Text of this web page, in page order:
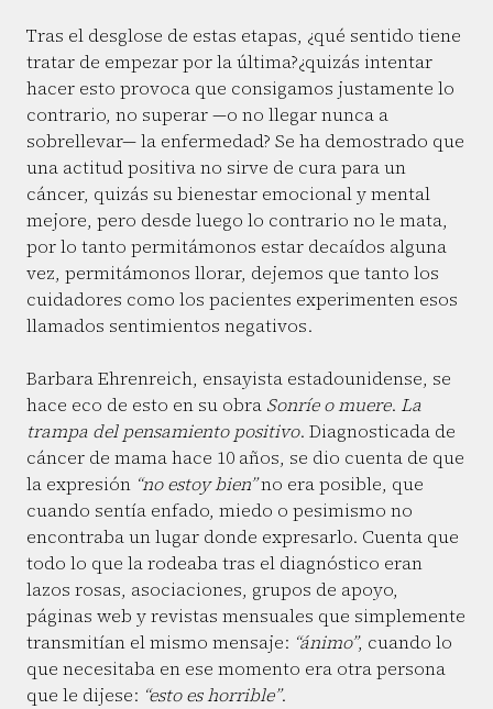
Tras el desglose de estas etapas, ¿qué sentido tiene
tratar de empezar por la última?¿quizás intentar
hacer esto provoca que consigamos justamente lo
contrario, no superar —o no llegar nunca a
sobrellevar— la enfermedad? Se ha demostrado que
una actitud positiva no sirve de cura para un
cáncer, quizás su bienestar emocional y mental
mejore, pero desde luego lo contrario no le mata,
por lo tanto permitámonos estar decaídos alguna
vez, permitámonos llorar, dejemos que tanto los
cuidadores como los pacientes experimenten esos
llamados sentimientos negativos.
Barbara Ehrenreich, ensayista estadounidense, se
hace eco de esto en su obra Sonríe o muere. La
trampa del pensamiento positivo. Diagnosticada de
cáncer de mama hace 10 años, se dio cuenta de que
la expresión “no estoy bien”no era posible, que
cuando sentía enfado, miedo o pesimismo no
encontraba un lugar donde expresarlo. Cuenta que
todo lo que la rodeaba tras el diagnóstico eran
lazos rosas, asociaciones, grupos de apoyo,
páginas web y revistas mensuales que simplemente
transmitían el mismo mensaje: “ánimo”, cuando lo
que necesitaba en ese momento era otra persona
que le dijese: “esto es horrible”.